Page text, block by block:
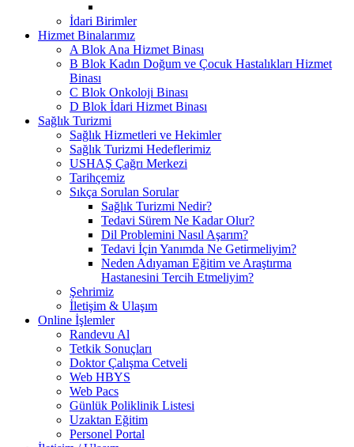
İdari Birimler
Hizmet Binalarımız
A Blok Ana Hizmet Binası
B Blok Kadın Doğum ve Çocuk Hastalıkları Hizmet
Binası
C Blok Onkoloji Binası
D Blok İdari Hizmet Binası
Sağlık Turizmi
Sağlık Hizmetleri ve Hekimler
Sağlık Turizmi Hedeflerimiz
USHAŞ Çağrı Merkezi
Tarihçemiz
Sıkça Sorulan Sorular
Sağlık Turizmi Nedir?
Tedavi Sürem Ne Kadar Olur?
Dil Problemini Nasıl Aşarım?
Tedavi İçin Yanımda Ne Getirmeliyim?
Neden Adıyaman Eğitim ve Araştırma
Hastanesini Tercih Etmeliyim?
Şehrimiz
İletişim & Ulaşım
Online İşlemler
Randevu Al
Tetkik Sonuçları
Doktor Çalışma Cetveli
Web HBYS
Web Pacs
Günlük Poliklinik Listesi
Uzaktan Eğitim
Personel Portal